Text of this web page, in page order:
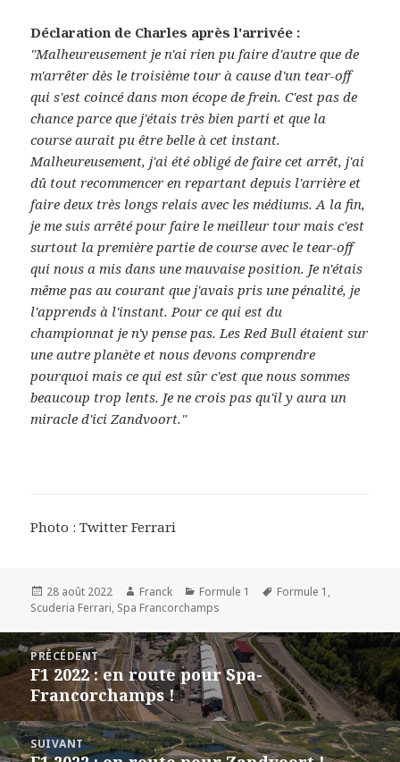
Déclaration de Charles après l'arrivée :
"Malheureusement je n'ai rien pu faire d'autre que de
m'arrêter dès le troisième tour à cause d'un tear-off
qui s'est coincé dans mon écope de frein. C'est pas de
chance parce que j'étais très bien parti et que la
course aurait pu être belle à cet instant.
Malheureusement, j'ai été obligé de faire cet arrêt, j'ai
dû tout recommencer en repartant depuis l'arrière et
faire deux très longs relais avec les médiums. A la fin,
je me suis arrêté pour faire le meilleur tour mais c'est
surtout la première partie de course avec le tear-off
qui nous a mis dans une mauvaise position. Je n'étais
même pas au courant que j'avais pris une pénalité, je
l'apprends à l'instant. Pour ce qui est du
championnat je n'y pense pas. Les Red Bull étaient sur
une autre planète et nous devons comprendre
pourquoi mais ce qui est sûr c'est que nous sommes
beaucoup trop lents. Je ne crois pas qu'il y aura un
miracle d'ici Zandvoort."
Photo : Twitter Ferrari
Publié
le
28 août 2022 Auteur
Franck Catégories
Formule 1
Mots-
Formule 1 ,
Scuderia Ferrari, Spa Francorchamps
Navigation
de
l’article
PRÉCÉDENT
Article
précédent :
F1 2022 : en route pour Spa-
Francorchamps !
SUIVANT